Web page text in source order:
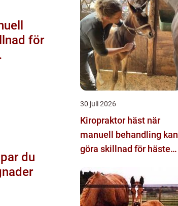
för
30 juli 2026
Kiropraktor häst när
manuell behandling kan
göra skillnad för hästens
välmående